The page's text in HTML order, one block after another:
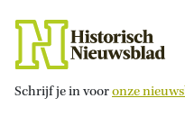
Schrijf je in vooronze